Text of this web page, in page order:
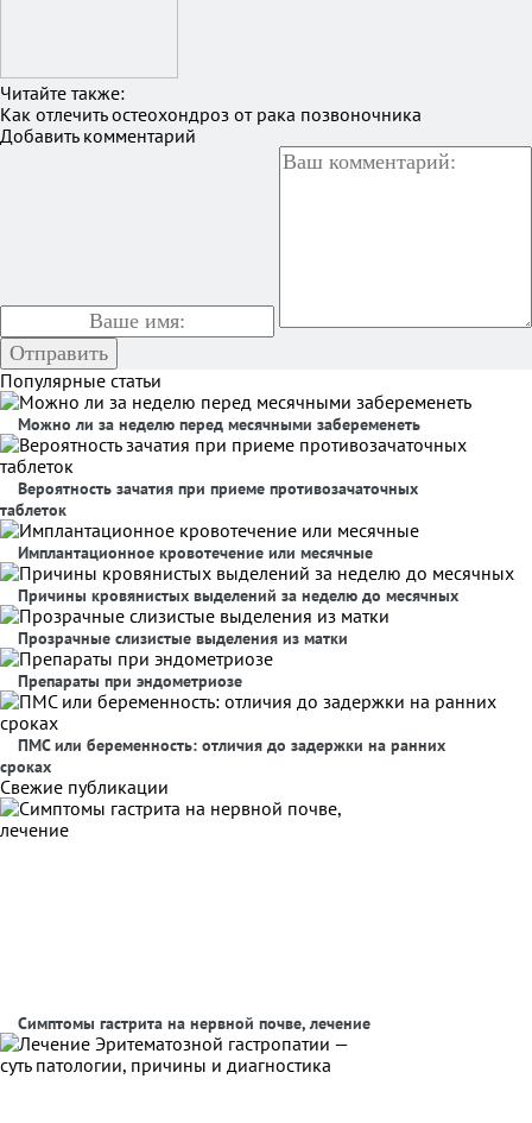
Читайте также:
Как отлечить остеохондроз от рака позвоночника
Добавить комментарий
Популярные статьи
Можно ли за неделю перед месячными забеременеть
Вероятность зачатия при приеме противозачаточных
таблеток
Имплантационное кровотечение или месячные
Причины кровянистых выделений за неделю до месячных
Прозрачные слизистые выделения из матки
Препараты при эндометриозе
ПМС или беременность: отличия до задержки на ранних
сроках
Свежие публикации
Симптомы гастрита на нервной почве, лечение